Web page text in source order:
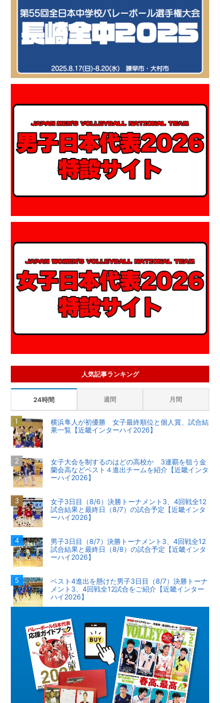
人気記事ランキング
24時間 週間 月間
横浜隼人が初優勝 女子最終順位と個人賞、試合結
果一覧【近畿インターハイ2026】
女子大会を制するのはどの高校か 3連覇を狙う金
蘭会高などベスト４進出チームを紹介【近畿インタ
ーハイ2026】
女子3日目（8/6）決勝トーナメント3、4回戦全12
試合結果と最終日（8/7）の試合予定【近畿インタ
ーハイ2026】
男子3日目（8/7）決勝トーナメント3、4回戦全12
試合結果と最終日（8/8）の試合予定【近畿インタ
ーハイ2026】
ベスト4進出を懸けた男子3日目（8/7）決勝トーナ
メント3、4回戦全12試合をご紹介【近畿インター
ハイ2026】